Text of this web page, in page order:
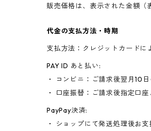
販売価格は、表示された金額（
代金の支払方法・時期
支払方法：クレジットカードに
PAY ID あと払い:
・ コンビニ：ご請求後翌月10
・ 口座振替：ご請求後指定口
PayPay決済:
・ ショップにて発送処理後お支